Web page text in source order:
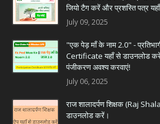
जियो टैग करें और प्रशस्ति पत्र
July 09, 2025
"एक पेड़ माँ के नाम 2.0" -
Certificate यहाँ से डाउनलोड
पंजीकरण अवश्य करवाएं!
July 06, 2025
राज शालादर्पण शिक्षक (Raj
डाउनलोड करें।